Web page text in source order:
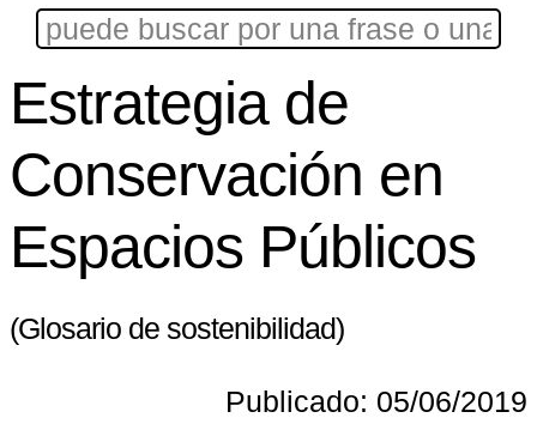
Estrategia de
Conservación en
Espacios Públicos
(Glosario de sostenibilidad)
Publicado: 05/06/2019